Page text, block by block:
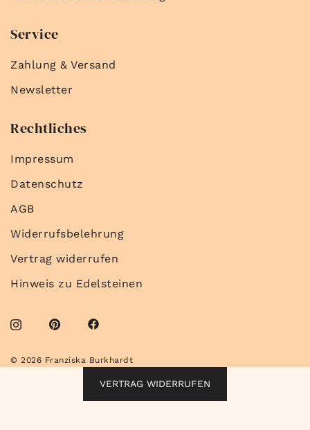
Service
Zahlung & Versand
Newsletter
Rechtliches
Impressum
Datenschutz
AGB
Widerrufsbelehrung
Vertrag widerrufen
Hinweis zu Edelsteinen
© 2026 Franziska Burkhardt
VERTRAG WIDERRUFEN